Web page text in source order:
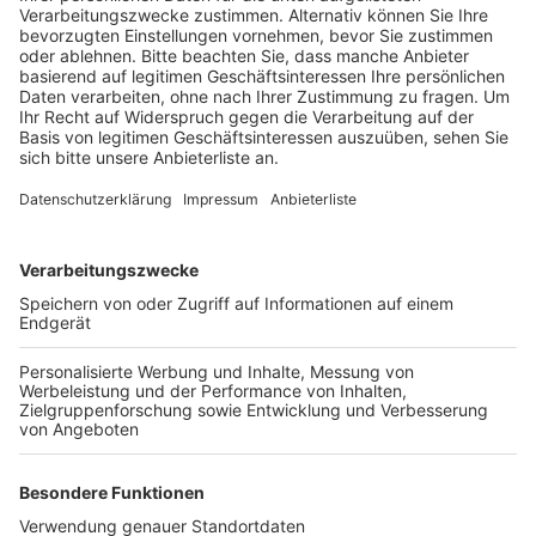
Veröffentlicht:Dienstag, 06.06.2023 11:20
Anzeige
Besonders voll wird es vermutlich nicht nur im
Großraum Köln und im Ruhrgebiet. Sondern auch auf
Samstag und Sonntag rechnet der Automobilclub
durch Tagesausflügler auch mit viel Verkehr auf den
Strecken Richtung Naherholungsgebiete wie die Eifel.
Wer im Stau steht – sollte dort auch bleiben. Laut
ADAC sind die Ausweichstrecken schnell verstopft.
Ein Abfahren lohne sich in der Regel erst ab Staus von
mehr als zehn Kilometern Länge oder bei
Vollsperrungen.
Anzeige